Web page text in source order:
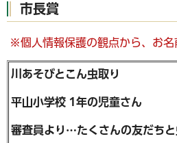
市長賞
※個人情報保護の観点から、お名
川あそびとこん虫取り
平山小学校 1年の児童さん
審査員より…たくさんの友だちと